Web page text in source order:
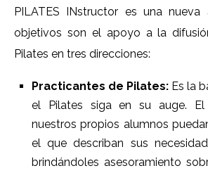
PILATES INstructor es una nueva
objetivos son el apoyo a la
Pilates en tres direcciones:
Practicantes de Pilates: Es la
el Pilates siga en su auge.
nuestros propios alumnos
el que describan sus
brindándoles asesoramiento